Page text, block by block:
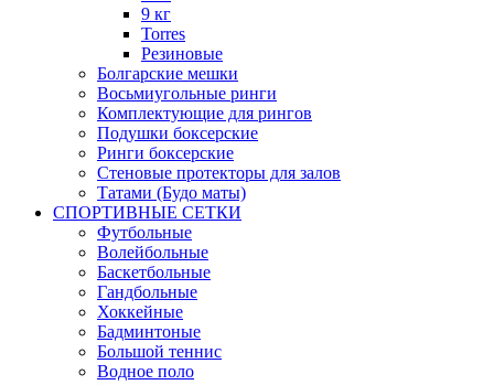
9 кг
Torres
Резиновые
Болгарские мешки
Восьмиугольные ринги
Комплектующие для рингов
Подушки боксерские
Ринги боксерские
Стеновые протекторы для залов
Татами (Будо маты)
СПОРТИВНЫЕ СЕТКИ
Футбольные
Волейбольные
Баскетбольные
Гандбольные
Хоккейные
Бадминтоные
Большой теннис
Водное поло